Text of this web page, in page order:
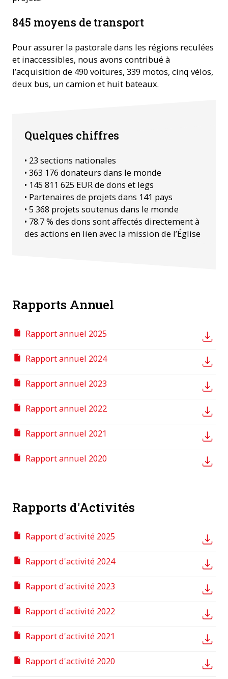
845 moyens de transport
Pour assurer la pastorale dans les régions reculées
et inaccessibles, nous avons contribué à
l’acquisition de 490 voitures, 339 motos, cinq vélos,
deux bus, un camion et huit bateaux.
Quelques chiffres
• 23 sections nationales
• 363 176 donateurs dans le monde
• 145 811 625 EUR de dons et legs
• Partenaires de projets dans 141 pays
• 5 368 projets soutenus dans le monde
• 78.7 % des dons sont affectés directement à
des actions en lien avec la mission de l’Église
Rapports Annuel
Rapport annuel 2025
Rapport annuel 2024
Rapport annuel 2023
Rapport annuel 2022
Rapport annuel 2021
Rapport annuel 2020
Rapports d'Activités
Rapport d'activité 2025
Rapport d'activité 2024
Rapport d'activité 2023
Rapport d'activité 2022
Rapport d'activité 2021
Rapport d'activité 2020